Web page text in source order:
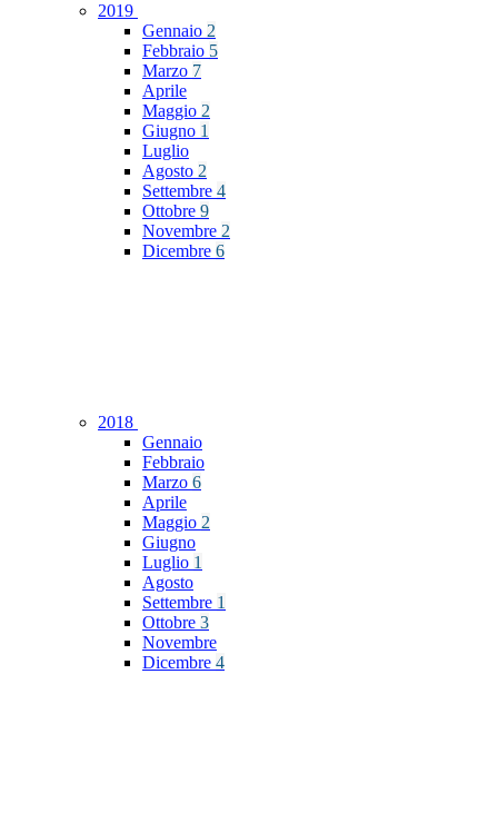
2019
Gennaio 2
Febbraio 5
Marzo 7
Aprile
Maggio 2
Giugno 1
Luglio
Agosto 2
Settembre 4
Ottobre 9
Novembre 2
Dicembre 6
2018
Gennaio
Febbraio
Marzo 6
Aprile
Maggio 2
Giugno
Luglio 1
Agosto
Settembre 1
Ottobre 3
Novembre
Dicembre 4